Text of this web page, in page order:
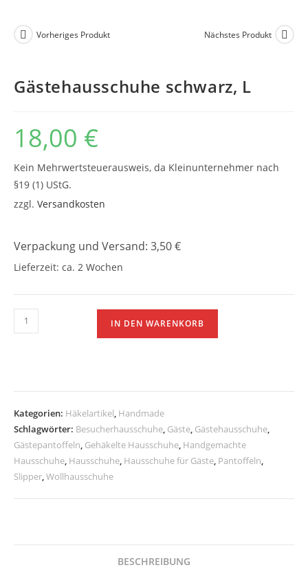
Vorheriges Produkt Nächstes Produkt
Gästehausschuhe schwarz, L
18,00 €
Kein Mehrwertsteuerausweis, da Kleinunternehmer nach
§19 (1) UStG.
zzgl. Versandkosten
Verpackung und Versand: 3,50 €
Lieferzeit: ca. 2 Wochen
Gästehausschuhe
schwarz,
IN DEN WARENKORB
Kategorien: Häkelartikel, Handmade
Schlagwörter: Besucherhausschuhe, Gäste, Gästehausschuhe,
Gästepantoffeln, Gehäkelte Hausschuhe, Handgemachte
Hausschuhe, Hausschuhe, Hausschuhe für Gäste, Pantoffeln,
Slipper,Wollhausschuhe
BESCHREIBUNG